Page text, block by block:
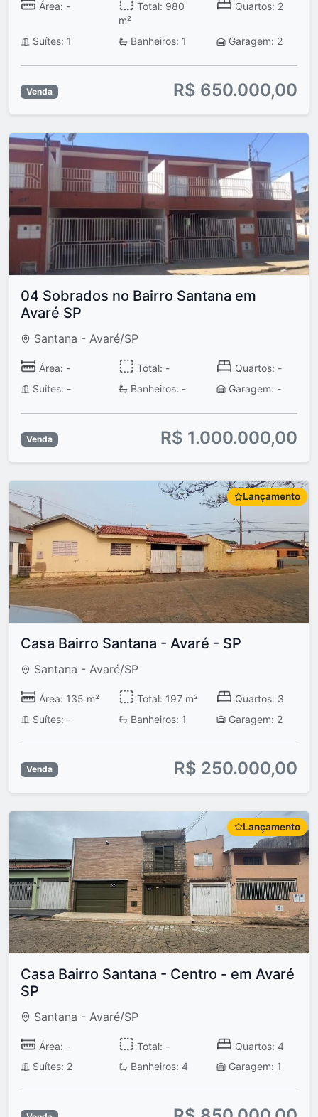
Área: -
Total: 980
m²
Quartos: 2
Suítes: 1 Banheiros: 1 Garagem: 2
Venda R$ 650.000,00
04 Sobrados no Bairro Santana em
Avaré SP
Santana - Avaré/SP
Área: - Total: -
Quartos: -
Suítes: -
Banheiros: - Garagem: -
Venda R$ 1.000.000,00
Lançamento
Casa Bairro Santana - Avaré - SP
Santana - Avaré/SP
Área: 135 m² Total: 197 m²
Quartos: 3
Suítes: -
Banheiros: 1 Garagem: 2
Venda R$ 250.000,00
Lançamento
Casa Bairro Santana - Centro - em Avaré
SP
Santana - Avaré/SP
Área: - Total: -
Quartos: 4
Suítes: 2
Banheiros: 4 Garagem: 1